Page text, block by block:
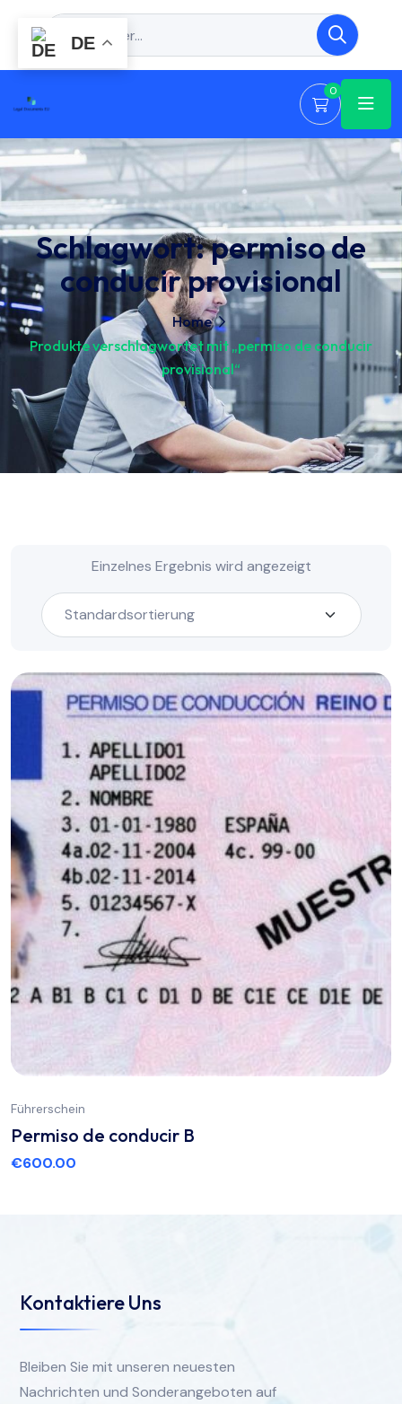
0
Schlagwort:permiso de
conducir provisional
Home
Produkte verschlagwortet mit „permiso de conducir
provisional“
Einzelnes Ergebnis wird angezeigt
Führerschein
Permiso de conducir B
€600.00
Kontaktiere Uns
Bleiben Sie mit unseren neuesten
Nachrichten und Sonderangeboten auf
DE